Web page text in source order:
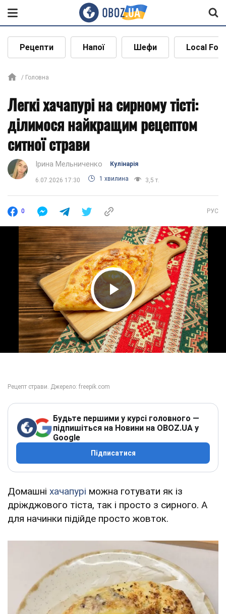
Рецепти Напої Шефи Local
Головна
Легкі хачапурі на сирному тісті:
ділимося найкращим рецептом
ситної страви
Ірина Мельниченко Кулінарія
6.07.2026 17:30 1 хвилина 3,5 т.
0 РУС
Play Video
Будьте першими у курсі головного —
підпишіться на Новини на OBOZ.UA у
Google
Підписатися
Домашні хачапурі можна готувати як із
дріжджового тіста, так і просто з сирного. А
для начинки підійде просто жовток.